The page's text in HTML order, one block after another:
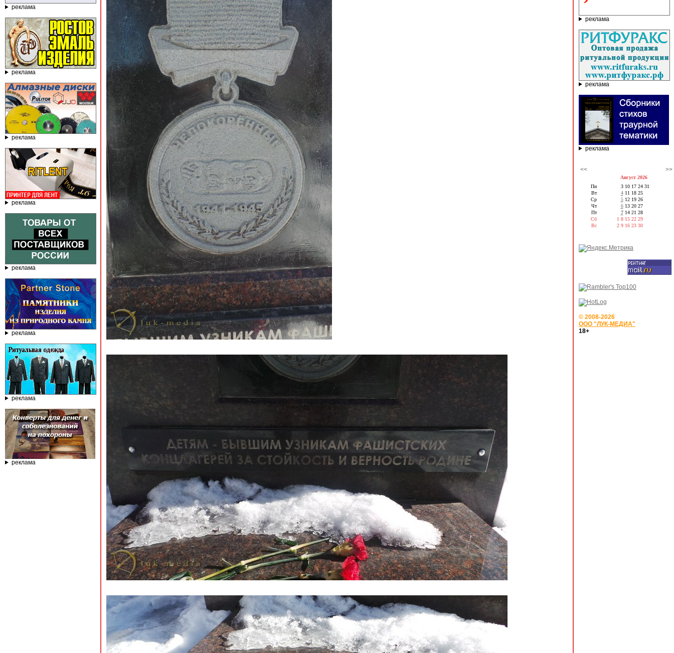
реклама
реклама
реклама
реклама
реклама
реклама
реклама
реклама
реклама
реклама
реклама
<< >>
Август 2026
Пн
Вт
Ср
Чт
Пт
Сб
Вс
3 10 17 24 31
4 11 18 25
5 12 19 26
6 13 20 27
7 14 21 28
1 8 15 22 29
2 9 16 23 30
© 2008-2026
ООО "ЛУК-МЕДИА"
18+